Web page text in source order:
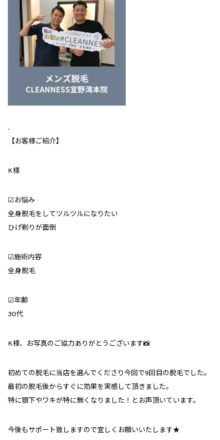
.
【お客様ご紹介】
K様
︎︎︎︎︎︎☑︎お悩み
全身脱毛をしてツルツルになりたい
ひげ剃りが面倒
︎︎︎︎︎︎☑︎施術内容
全身脱毛
︎︎︎︎︎︎☑︎年齢
30代
K様、お写真のご協力ありがとうございます📸
初めての脱毛に当店を選んでくださり今回で9回目の脱毛でした。
最初の脱毛後からすぐに効果を実感して頂きました。
特に顎下やワキが特に無くなりました！とお声頂いています。
今後もサポート致しますので宜しくお願いいたします★